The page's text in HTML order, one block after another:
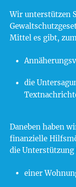
Wir unterstützen
Mittel es gibt,
die
Daneben haben
finanzielle
die Unterstützung
einer